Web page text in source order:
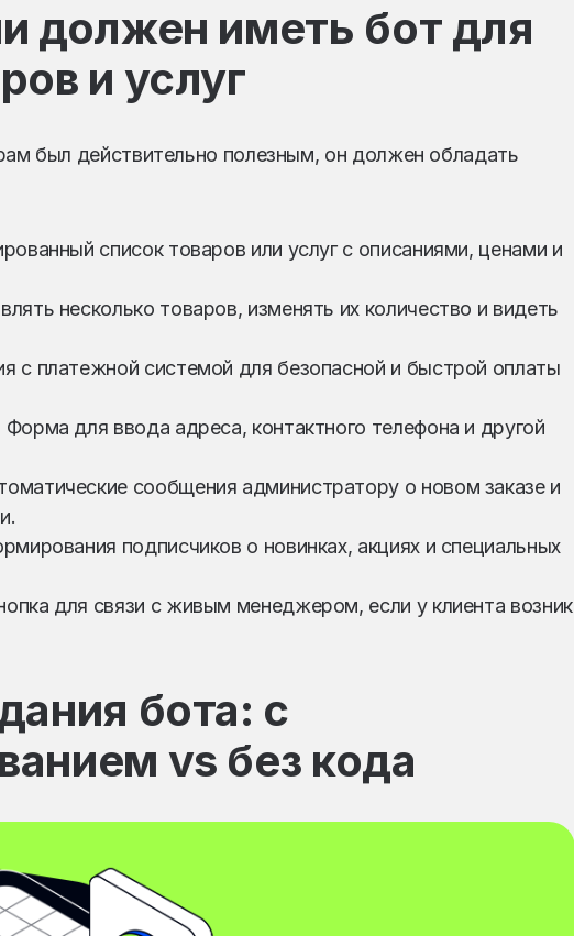
должен иметь бот для
и услуг
был действительно полезным, он должен обладать
список товаров или услуг с описаниями, ценами и
несколько товаров, изменять их количество и видеть
с платежной системой для безопасной и быстрой оплаты
Форма для ввода адреса, контактного телефона и другой
сообщения администратору о новом заказе и
подписчиков о новинках, акциях и специальных
для связи с живым менеджером, если у клиента возник
бота: с
vs без кода